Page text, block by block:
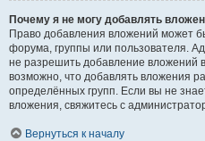
Почему я не могу добавлять
Право добавления вложений может
форума, группы или пользователя.
не разрешить добавление вложений
возможно, что добавлять вложения
определённых групп. Если вы не
вложения, свяжитесь с
Вернуться к началу